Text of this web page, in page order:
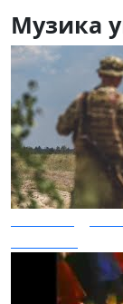
Музика